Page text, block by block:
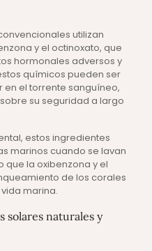
utilizan
y el octinoxato, que
hormonales adversos y
químicos pueden ser
el torrente sanguíneo,
su seguridad a largo
estos ingredientes
marinos cuando se lavan
que la oxibenzona y el
de los corales
marina.
solares naturales y